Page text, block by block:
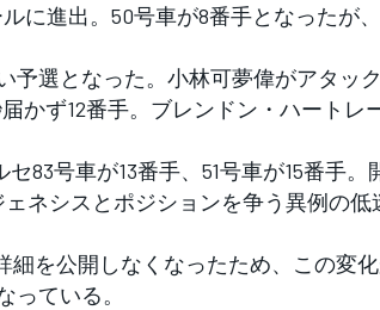
に進出。50号車が8番手となったが
選となった。小林可夢偉がアタッ
かず12番手。ブレンドン・ハートレ
83号車が13番手、51号車が15番手。
ネシスとポジションを争う異例の低
を公開しなくなったため、この変化
っている。